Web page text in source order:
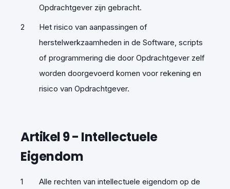
Opdrachtgever zijn gebracht.
Het risico van aanpassingen of
herstelwerkzaamheden in de Software, scripts
of programmering die door Opdrachtgever zelf
worden doorgevoerd komen voor rekening en
risico van Opdrachtgever.
Artikel9- Intellectuele
Eigendom
Alle rechten van intellectuele eigendom op de